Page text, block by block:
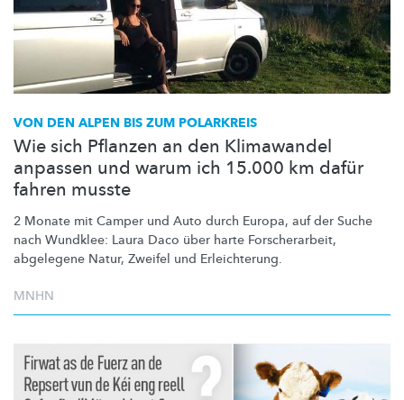
VON DEN ALPEN BIS ZUM POLARKREIS
Wie sich Pflanzen an den Klimawandel
anpassen und warum ich 15.000 km dafür
fahren musste
2 Monate mit Camper und Auto durch Europa, auf der Suche
nach Wundklee: Laura Daco über harte Forscherarbeit,
abgelegene Natur, Zweifel und Erleichterung.
MNHN